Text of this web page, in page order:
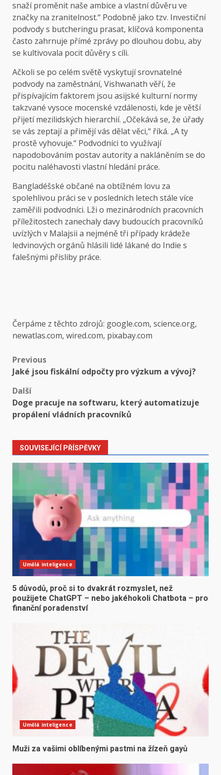
snaží proměnit naše ambice a vlastní důvěru ve
značky na zranitelnost.“ Podobně jako tzv. Investiční
podvody s butcheringu prasat, klíčová komponenta
často zahrnuje přímé zprávy po dlouhou dobu, aby
se kultivovala pocit důvěry s cíli.
Ačkoli se po celém světě vyskytují srovnatelné
podvody na zaměstnání, Vishwanath věří, že
přispívajícím faktorem jsou asijské kulturní normy
takzvané vysoce mocenské vzdálenosti, kde je větší
přijetí mezilidských hierarchií. „Očekává se, že úřady
se vás zeptají a přimějí vás dělat věci,“ říká. „A ty
prostě vyhovuje.“ Podvodníci to využívají
napodobováním postav autority a nakláněním se do
pocitu naléhavosti vlastní hledání práce.
Bangladéšské občané na obtížném lovu za
spolehlivou práci se v posledních letech stále více
zaměřili podvodníci. Lži o mezinárodních pracovních
příležitostech zanechaly davy budoucích pracovníků
uvízlých v Malajsii a nejméně tři případy krádeže
ledvinových orgánů hlásili lidé lákané do Indie s
falešnými přísliby práce.
Čerpáme z těchto zdrojů: google.com, science.org,
newatlas.com, wired.com, pixabay.com
Post
navigation
Previous
Jaké jsou fiskální odpočty pro výzkum a vývoj?
Další
Doge pracuje na softwaru, který automatizuje
propálení vládních pracovníků
SOUVISEJÍCÍ PŘÍSPĚVKY
Umělá inteligence
5 důvodů, proč si to dvakrát rozmyslet, než
použijete ChatGPT – nebo jakéhokoli Chatbota – pro
finanční poradenství
Umělá inteligence
Muži za vašimi oblíbenými pastmi na žízeň gayů